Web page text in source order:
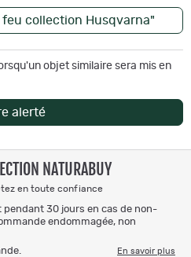
feu collection Husqvarna"
objet similaire sera mis en
alerté
NATURABUY
en toute confiance
30 jours en cas de non-
endommagée, non
En savoir plus